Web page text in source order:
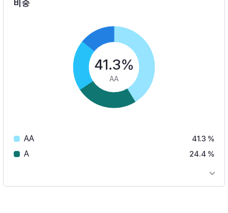
비중
41.3%
AA
AA 41.3 %
A 24.4 %